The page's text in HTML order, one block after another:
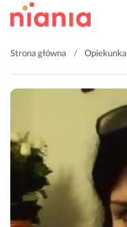
Strona główna Opiekunka